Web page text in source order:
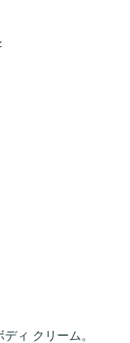
ィ クリーム。